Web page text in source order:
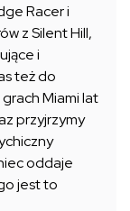
Racer i
z Silent Hill,
i
też do
Miami lat
przyjrzymy
oddaje
jest to